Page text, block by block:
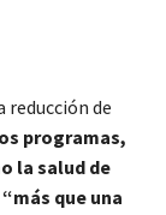
reducción de
programas,
la salud de
que una